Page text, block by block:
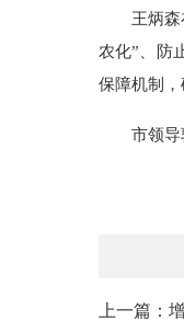
王炳
农化”、防
保障机制
市领导
上一篇：